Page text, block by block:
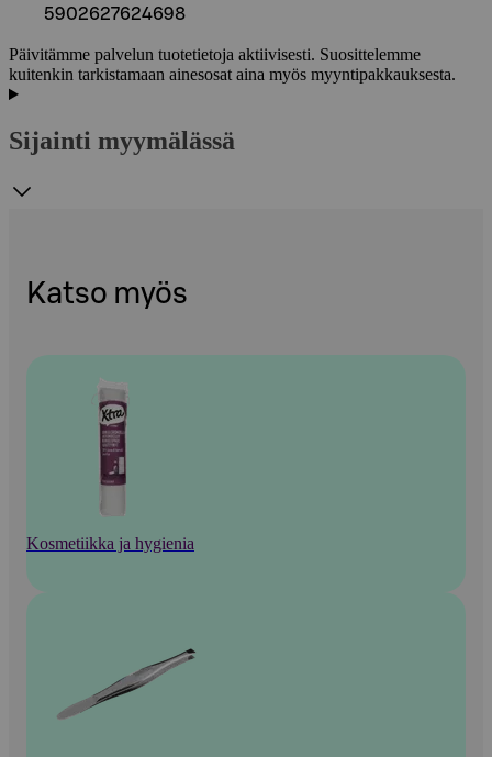
5902627624698
Päivitämme palvelun tuotetietoja aktiivisesti. Suosittelemme
kuitenkin tarkistamaan ainesosat aina myös myyntipakkauksesta.
Sijainti myymälässä
Katso myös
Kosmetiikka ja hygienia